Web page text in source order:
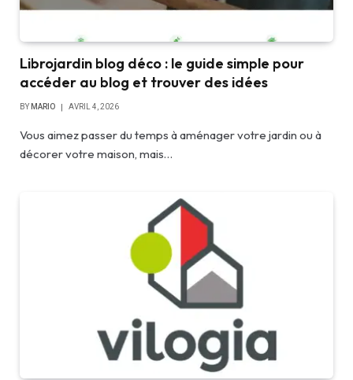
Librojardin blog déco : le guide simple pour
accéder au blog et trouver des idées
BY MARIO AVRIL 4, 2026
Vous aimez passer du temps à aménager votre jardin ou à
décorer votre maison, mais…